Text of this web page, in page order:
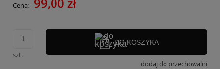
Cena: 99,00 zł
szt.
DO KOSZYKA
dodaj do przechowalni